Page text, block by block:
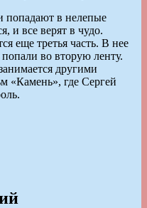
попадают в нелепые
и все верят в чудо.
еще третья часть. В нее
во вторую ленту.
другими
«Камень», где Сергей